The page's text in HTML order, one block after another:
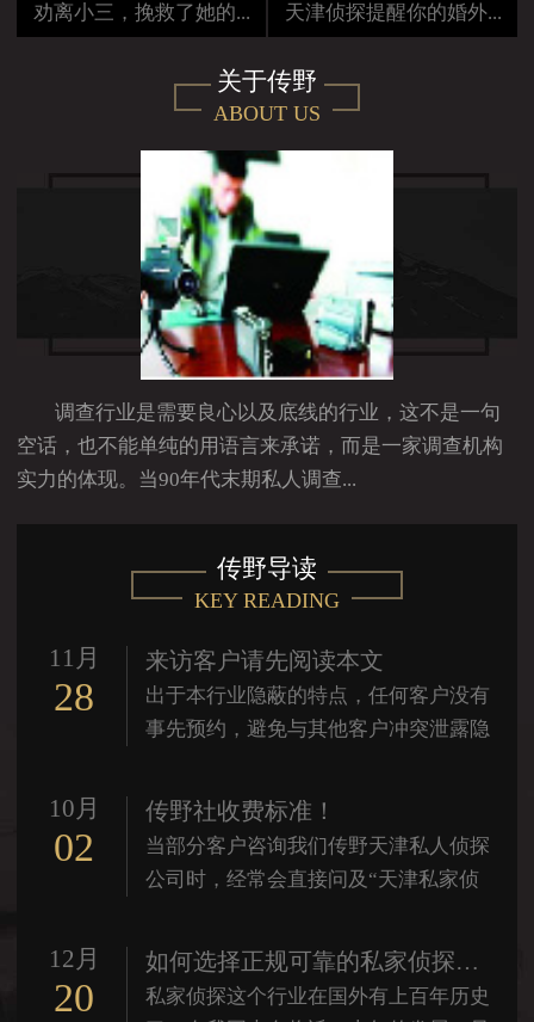
劝离小三，挽救了她的... 天津侦探提醒你的婚外...
关于传野
ABOUT US
调查行业是需要良心以及底线的行业，这不是一句
空话，也不能单纯的用语言来承诺，而是一家调查机构
实力的体现。当90年代末期私人调查...
传野导读
KEY READING
11月
28
来访客户请先阅读本文
出于本行业隐蔽的特点，任何客户没有
事先预约，避免与其他客户冲突泄露隐
见、单独沟通。（网上频现假冒的天津
传野侦探公司请参阅本站文章进行甄
别）(2)到本司洽谈前请准备
10月
02
传野社收费标准！
当部分客户咨询我们传野天津私人侦探
公司时，经常会直接问及“天津私家侦
样的问题，但在未深入了解委托具体内
容和要求的情况下，我们不能立即报价
或者只能简单地参考“以往操作同类调
12月
20
如何选择正规可靠的私家侦探公司！
私家侦探这个行业在国外有上百年历史